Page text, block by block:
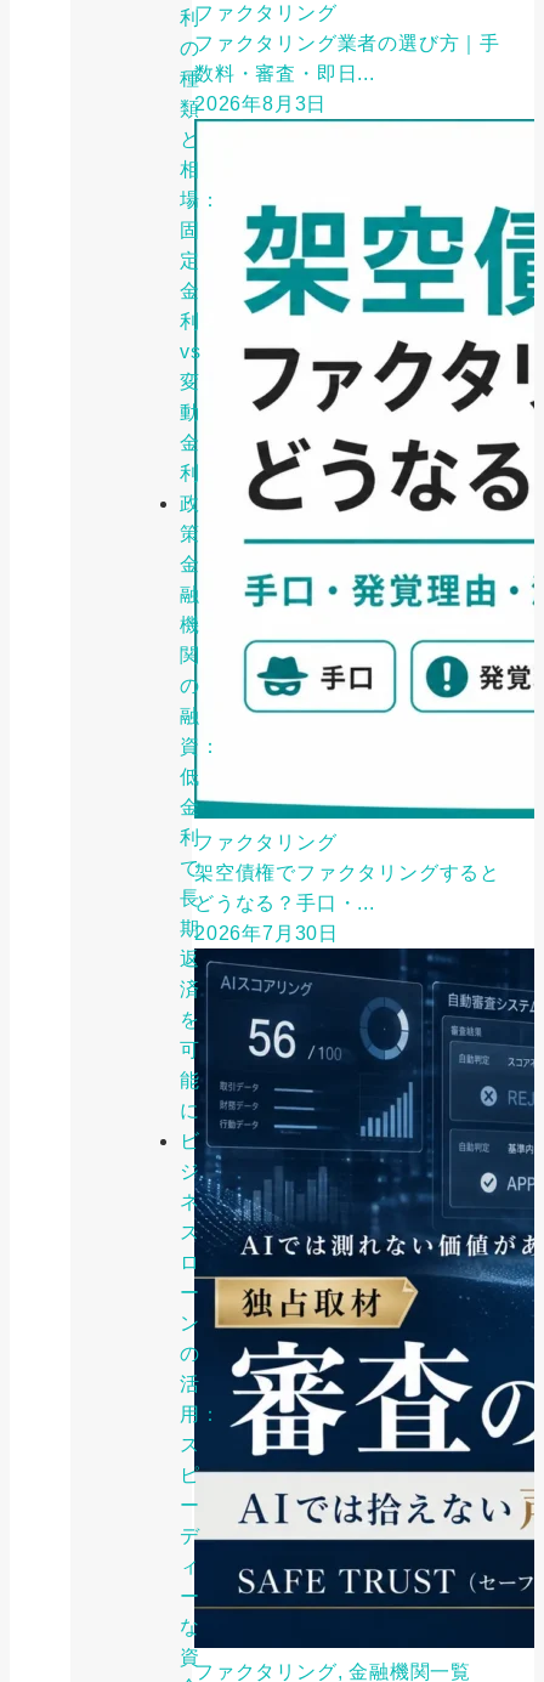
利
の
種
類
と
相
場：
固
定
金
利
vs
変
動
金
利
政
策
金
融
機
関
の
融
資：
低
金
利
で
長
期
返
済
を
可
能
に
ビ
ジ
ネ
ス
ロ
ー
ン
の
活
用：
ス
ピ
ー
デ
ィ
ー
な
資
ファクタリング
ファクタリング業者の選び方｜手
数料・審査・即日...
2026年8月3日
ファクタリング
架空債権でファクタリングすると
どうなる？手口・...
2026年7月30日
ファクタリング, 金融機関一覧